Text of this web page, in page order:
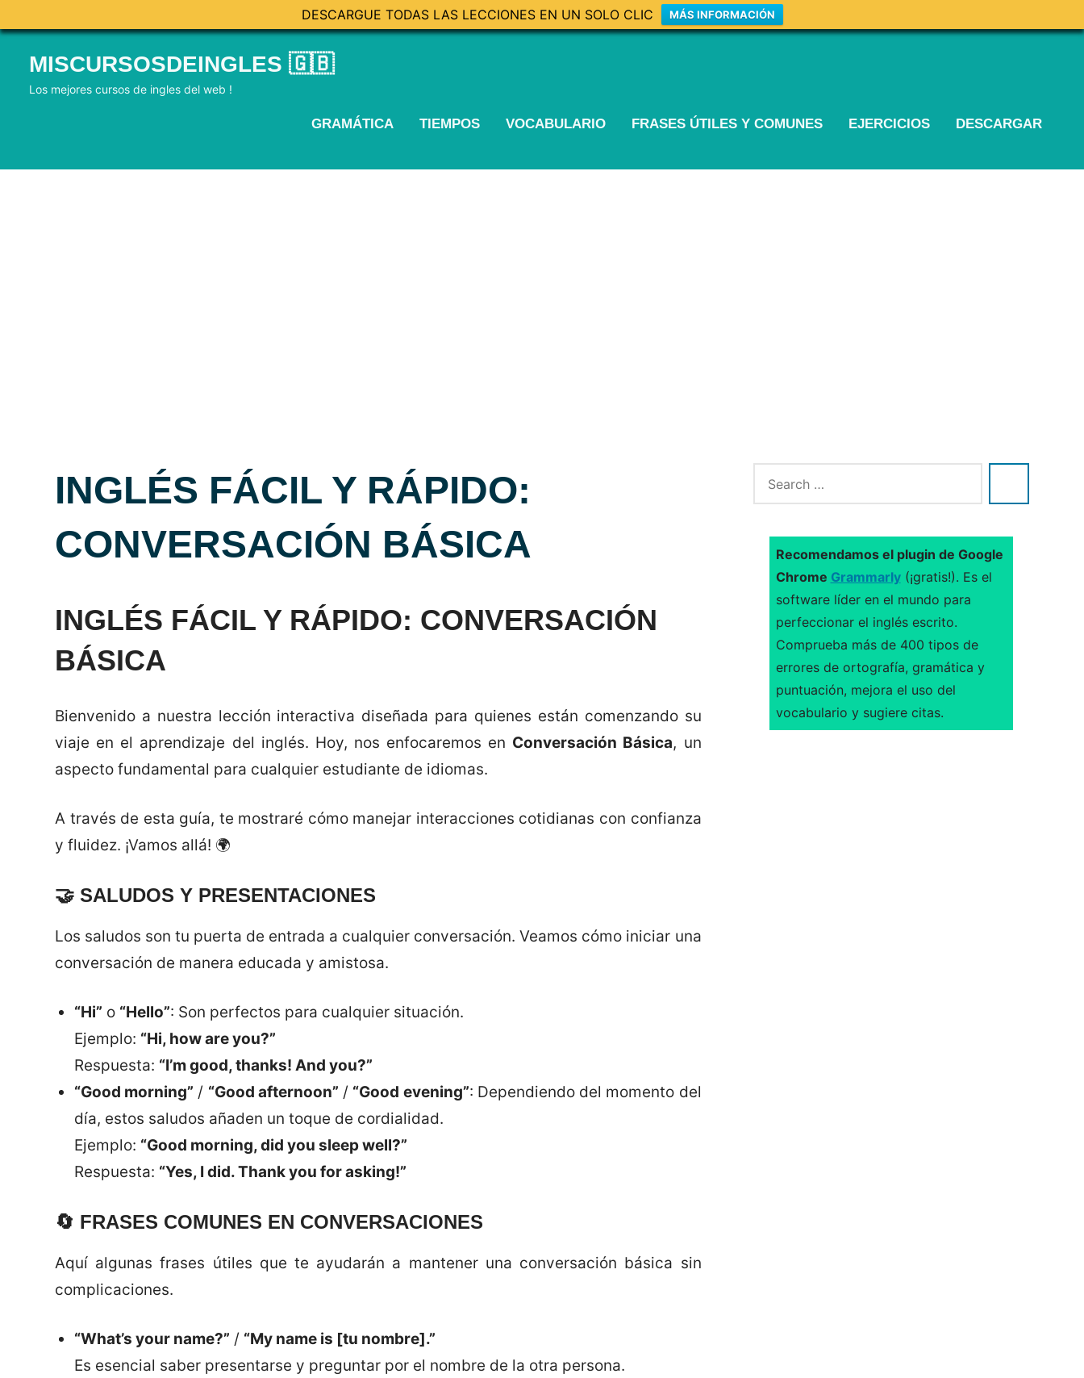
DESCARGUE TODAS LAS LECCIONES EN UN SOLO CLIC MÁS INFORMACIÓN
Skip
content
MISCURSOSDEINGLES 🇬🇧
Los mejores cursos de ingles del web !
GRAMÁTICA TIEMPOS VOCABULARIO FRASES ÚTILES Y COMUNES EJERCICIOS DESCARGAR
INGLÉS FÁCIL Y RÁPIDO:
CONVERSACIÓN BÁSICA
INGLÉS FÁCIL Y RÁPIDO: CONVERSACIÓN
BÁSICA
Bienvenido a nuestra lección interactiva diseñada para quienes están comenzando su
viaje en el aprendizaje del inglés. Hoy, nos enfocaremos en Conversación Básica, un
aspecto fundamental para cualquier estudiante de idiomas.
A través de esta guía, te mostraré cómo manejar interacciones cotidianas con confianza
y fluidez. ¡Vamos allá! 🌍
🤝 SALUDOS Y PRESENTACIONES
Los saludos son tu puerta de entrada a cualquier conversación. Veamos cómo iniciar una
conversación de manera educada y amistosa.
“Hi” o “Hello”: Son perfectos para cualquier situación.
Ejemplo: “Hi, how are you?”
Respuesta: “I’m good, thanks! And you?”
“Good morning” / “Good afternoon” / “Good evening”: Dependiendo del momento del
día, estos saludos añaden un toque de cordialidad.
Ejemplo: “Good morning, did you sleep well?”
Respuesta: “Yes, I did. Thank you for asking!”
🔄 FRASES COMUNES EN CONVERSACIONES
Aquí algunas frases útiles que te ayudarán a mantener una conversación básica sin
complicaciones.
“What’s your name?” / “My name is [tu nombre].”
Es esencial saber presentarse y preguntar por el nombre de la otra persona.
Recomendamos el plugin de Google
Chrome Grammarly(¡gratis!). Es el
software líder en el mundo para
perfeccionar el inglés escrito.
Comprueba más de 400 tipos de
errores de ortografía, gramática y
puntuación, mejora el uso del
vocabulario y sugiere citas.